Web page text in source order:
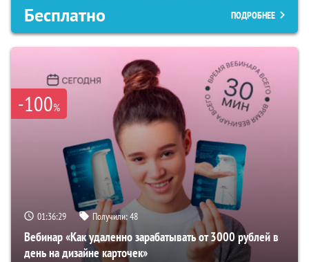
Бесплатно ПОДРОБНЕЕ
-100%
01:36:29 Получили:48
Вебинар «Как удаленно зарабатывать от 3000 рублей в
день на дизайне карточек»